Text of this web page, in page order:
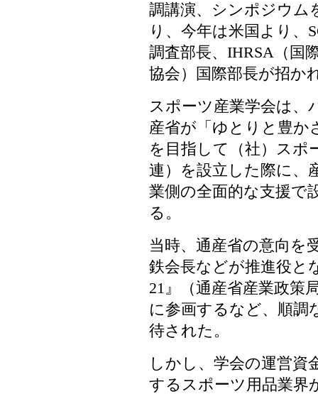
調講演、シンポジウム
り、今年は米国より、
調査部長、IHRSA（国
協会）国際部長が招か
スポーツ産業学会は、
産省が「ゆとりと豊か
を目指して（社）スポ
連）を設立した際に、
業側の全面的な支援で
る。
当時、通産省の意向を
鉄会長などが推進役と
21』（通産省産業政策
に参画するなど、順調
待された。
しかし、学会の運営資
するスポーツ用品業界